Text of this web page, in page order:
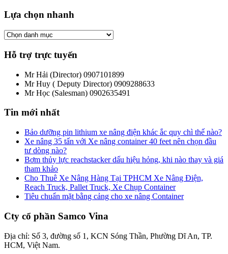
Lựa chọn nhanh
Hỗ trợ trực tuyến
Mr Hải (Director) 0907101899
Mr Huy ( Deputy Director) 0909288633
Mr Học (Salesman) 0902635491
Tin mới nhất
Bảo dưỡng pin lithium xe nâng điện khác ắc quy chì thế nào?
Xe nâng 35 tấn với Xe nâng container 40 feet nên chọn đầu
tư dòng nào?
Bơm thủy lực reachstacker dấu hiệu hỏng, khi nào thay và giá
tham khảo
Cho Thuê Xe Nâng Hàng Tại TPHCM Xe Nâng Điện,
Reach Truck, Pallet Truck, Xe Chụp Container
Tiêu chuẩn mặt bằng cảng cho xe nâng Container
Cty cổ phần Samco Vina
Địa chỉ: Số 3, đường số 1, KCN Sóng Thần, Phường Dĩ An, TP.
HCM, Việt Nam.